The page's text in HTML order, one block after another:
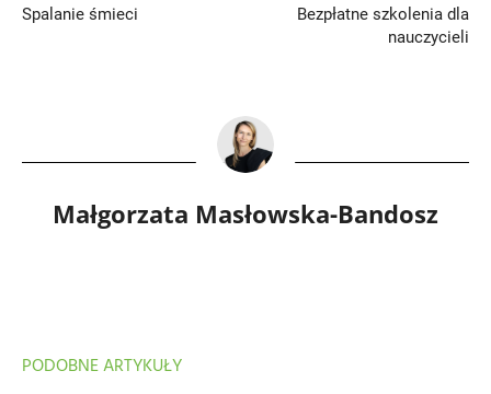
Spalanie śmieci
Bezpłatne szkolenia dla
nauczycieli
Małgorzata Masłowska-Bandosz
PODOBNE ARTYKUŁY